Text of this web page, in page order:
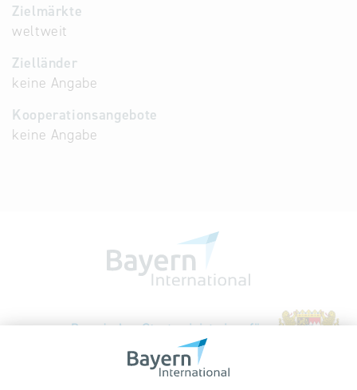
Zielmärkte
weltweit
Zielländer
keine Angabe
Kooperationsangebote
keine Angabe
Bayerische Gesellschaft für Internationale